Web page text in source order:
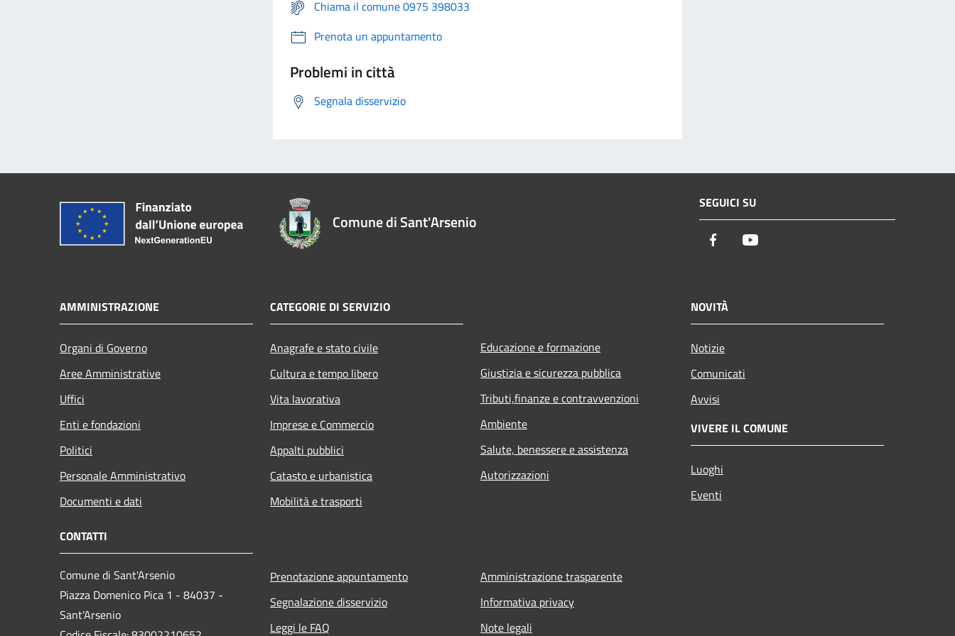
Chiama il comune 0975 398033
Prenota un appuntamento
Problemi in città
Segnala disservizio
Comune di Sant'Arsenio
SEGUICI SU
Facebook
AMMINISTRAZIONE
Organi di Governo
Aree Amministrative
Uffici
Enti e fondazioni
Politici
Personale Amministrativo
Documenti e dati
CATEGORIE DI SERVIZIO
Anagrafe e stato civile
Cultura e tempo libero
Vita lavorativa
Imprese e Commercio
Appalti pubblici
Catasto e urbanistica
Mobilità e trasporti
Educazione e formazione
Giustizia e sicurezza pubblica
Tributi,finanze e contravvenzioni
Ambiente
Salute, benessere e assistenza
Autorizzazioni
NOVITÀ
Notizie
Comunicati
Avvisi
VIVERE IL COMUNE
Luoghi
Eventi
CONTATTI
Comune di Sant'Arsenio
Piazza Domenico Pica 1 - 84037 -
Sant'Arsenio
Prenotazione appuntamento
Segnalazione disservizio
Leggi le FAQ
Amministrazione trasparente
Informativa privacy
Note legali